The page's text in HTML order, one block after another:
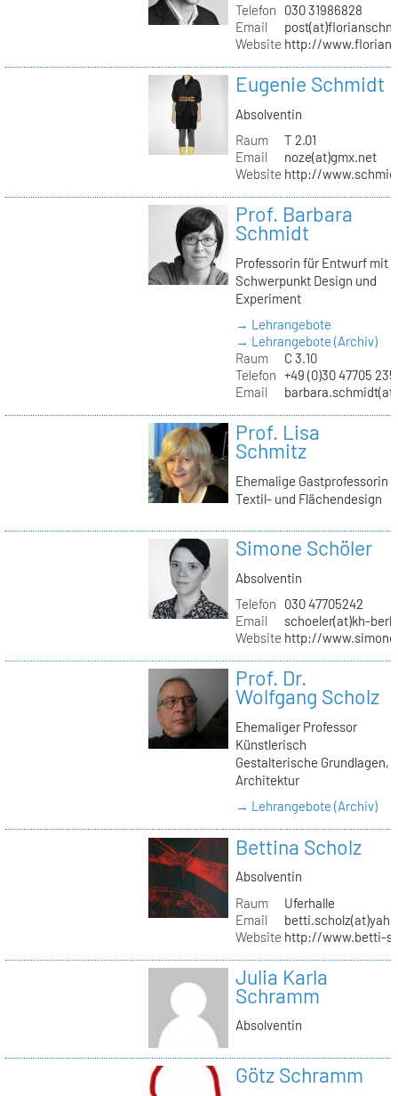
Telefon
030 31986828
Email
Website http://
Eugenie Schmidt
Absolventin
Raum
T 2.01
Email
noze(at)gmx.net
Website http://
Prof. Barbara
Schmidt
Professorin für Entwurf mit
Schwerpunkt Design und
Experiment
→ Lehrangebote
→ Lehrangebote (Archiv)
Raum
C 3.10
Telefon +49 (0)30 47705 235
Email
Prof. Lisa
Schmitz
Ehemalige Gastprofessorin
Textil- und Flächendesign
Simone Schöler
Absolventin
Telefon
030 47705242
Email
schoeler(at)kh-
Website http://
Prof. Dr.
Wolfgang Scholz
Ehemaliger Professor
Künstlerisch
Gestalterische Grundlagen,
Architektur
→ Lehrangebote (Archiv)
Bettina Scholz
Absolventin
Raum
Uferhalle
Email
Website http://www.betti-
Julia Karla
Schramm
Absolventin
Götz Schramm